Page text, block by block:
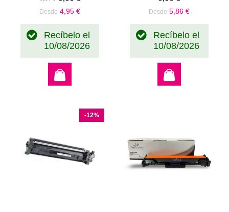
Desde 4,95 €
Recíbelo el
10/08/2026
Desde 5,86 €
Recíbelo el
10/08/2026
-12%